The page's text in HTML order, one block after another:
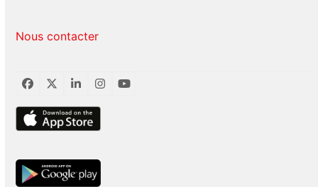
Nous contacter
Facebook
TwitterLinkedInInstagram
YouTube